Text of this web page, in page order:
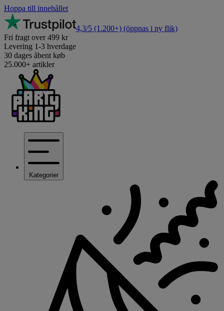
Hoppa till innehållet
4,3/5 (1.200+) (öppnas i ny flik)
Fri fragt over 499 kr
Levering 1-3 hverdage
30 dages åbent køb
25.000+ artikler
Kategorier